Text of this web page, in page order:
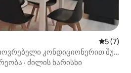
5 (7)
კონდიციონერით შუა
· ძილის ხარისხი